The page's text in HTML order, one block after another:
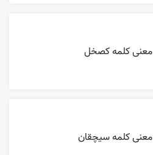
معنی کلمه کصخل
معنی کلمه سیچقان